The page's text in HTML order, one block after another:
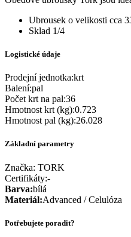
Ubrousek o velikosti cca
Sklad 1/4
Logistické údaje
Prodejní jednotka:krt
Balení:pal
Počet krt na pal:36
Hmotnost krt (kg):0.723
Hmotnost pal (kg):26.028
Základní parametry
Značka: TORK
Certifikáty:-
Barva:bílá
Materiál:Advanced / Celulóza
Potřebujete poradit?